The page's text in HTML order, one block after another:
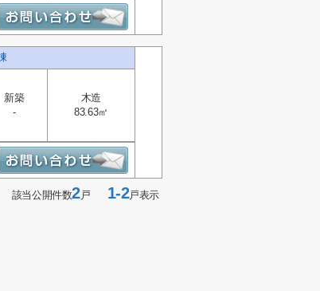
新築
-
木造
83.63㎡
該当公開件数2戸 1-2戸表示